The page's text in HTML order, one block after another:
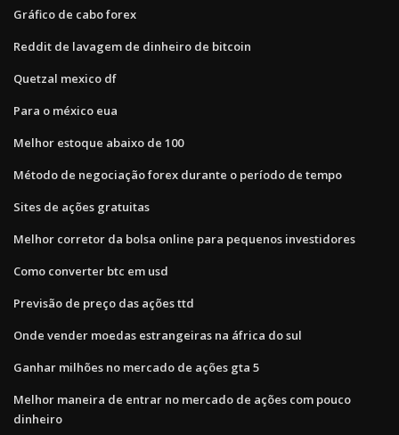
Gráfico de cabo forex
Reddit de lavagem de dinheiro de bitcoin
Quetzal mexico df
Para o méxico eua
Melhor estoque abaixo de 100
Método de negociação forex durante o período de tempo
Sites de ações gratuitas
Melhor corretor da bolsa online para pequenos investidores
Como converter btc em usd
Previsão de preço das ações ttd
Onde vender moedas estrangeiras na áfrica do sul
Ganhar milhões no mercado de ações gta 5
Melhor maneira de entrar no mercado de ações com pouco
dinheiro